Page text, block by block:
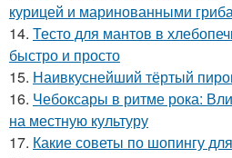
курицей и маринованными
14. Тесто для мантов в
быстро и просто
15. Наивкуснейший тёртый
16. Чебоксары в ритме рока:
на местную культуру
17. Какие советы по шопингу